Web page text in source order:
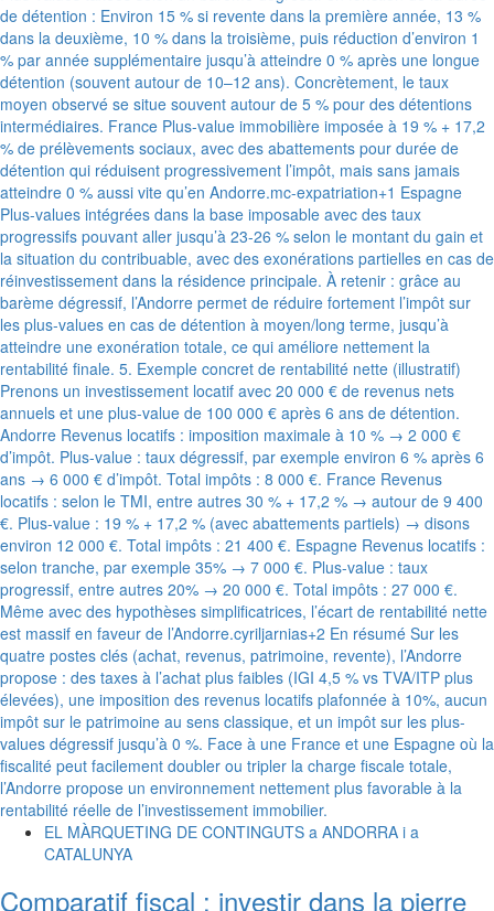
EL MÀRQUETING DE CONTINGUTS a ANDORRA i a
CATALUNYA
Comparatif fiscal : investir dans la pierre